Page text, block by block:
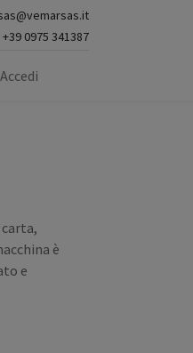
+39 0975 341387
Accedi
è
e